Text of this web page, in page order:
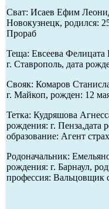
Сват: Исаев Ефим
Новокузнецк, родился:
Прораб
Теща: Евсеева Фелицата
г. Ставрополь, дата
Свояк: Комаров
г. Майкоп, рожден: 12
Тетка: Кудряшова
рождения: г. Пенза,дата
образование: Агент
Родоначальник:
рождения: г. Барнаул,
профессия: Вальцовщик